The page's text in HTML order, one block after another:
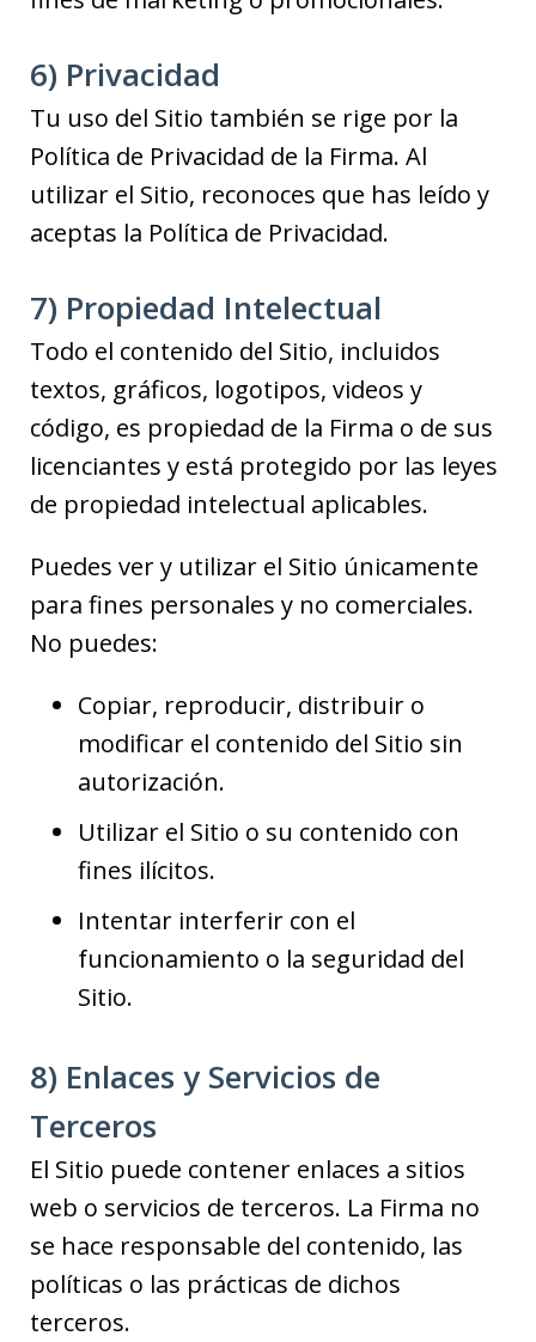
6) Privacidad
Tu uso del Sitio también se rige por la
Política de Privacidad de la Firma. Al
utilizar el Sitio, reconoces que has leído y
aceptas la Política de Privacidad.
7) Propiedad Intelectual
Todo el contenido del Sitio, incluidos
textos, gráficos, logotipos, videos y
código, es propiedad de la Firma o de sus
licenciantes y está protegido por las leyes
de propiedad intelectual aplicables.
Puedes ver y utilizar el Sitio únicamente
para fines personales y no comerciales.
No puedes:
Copiar, reproducir, distribuir o
modificar el contenido del Sitio sin
autorización.
Utilizar el Sitio o su contenido con
fines ilícitos.
Intentar interferir con el
funcionamiento o la seguridad del
Sitio.
8) Enlaces y Servicios de
Terceros
El Sitio puede contener enlaces a sitios
web o servicios de terceros. La Firma no
se hace responsable del contenido, las
políticas o las prácticas de dichos
terceros.